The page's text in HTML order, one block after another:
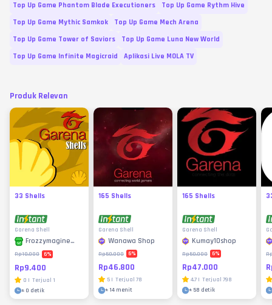
Top Up Game Phantom Blade Executioners
Top Up Game Rythm Hive
Top Up Game Mythic Samkok
Top Up Game Mech Arena
Top Up Game Tower of Saviors
Top Up Game Luna New World
Top Up Game Infinite Magicraid
Aplikasi Live MOLA TV
Produk Relevan
33 Shells
Garena Shell
Frozzymagine
Store
Rp10.000 6%
Rp9.400
0 | Terjual 1
± 0 detik
165 Shells
Garena Shell
Wanawa Shop
Rp50.000 6%
Rp46.800
5 | Terjual 78
±14 menit
165 Shells
Garena Shell
Kumay10shop
Rp50.000 6%
Rp47.000
4.7 | Terjual 798
± 58 detik